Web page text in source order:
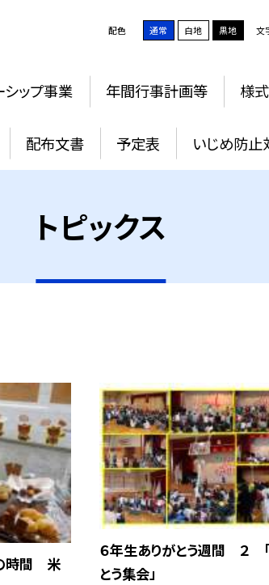
配色 通常 白地 黒地 文
シップ事業 年間行事計画等 様
配布文書 予定表 いじめ防
トピックス
時間 米
６年生ありがとう週間 ２
とう集会」